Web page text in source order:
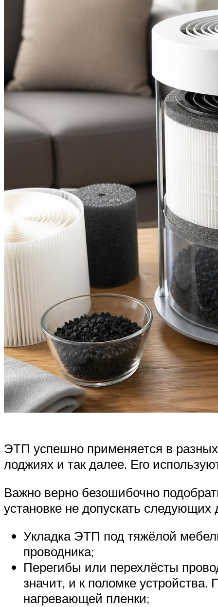
ЭТП успешно применяется в
лоджиях и так далее. Его
Важно верно безошибочно
установке не допускать
Укладка ЭТП под тяжёлой
проводника;
Перегибы или перехлёсты
значит, и к поломке
нагревающей пленки;